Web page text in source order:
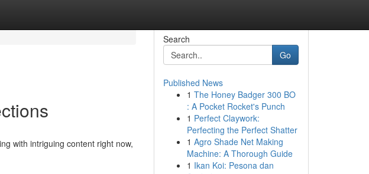
with intriguing content right now,
Search
Go
Published News
1 The Honey Badger 300 BO
: A Pocket Rocket's Punch
1 Perfect Claywork:
Perfecting the Perfect Shatter
1 Agro Shade Net Making
Machine: A Thorough Guide
1 Ikan Koi: Pesona dan